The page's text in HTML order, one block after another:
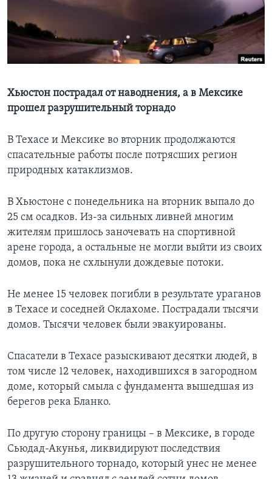
Learning English
СОЦИАЛЬНЫЕ СЕТИ
Языки
Хьюстон пострадал от наводнения, а в Мексике
прошел разрушительный торнадо
В Техасе и Мексике во вторник продолжаются
спасательные работы после потрясших регион
природных катаклизмов.
В Хьюстоне с понедельника на вторник выпало до
25 см осадков. Из-за сильных ливней многим
жителям пришлось заночевать на спортивной
арене города, а остальные не могли выйти из своих
домов, пока не схлынули дождевые потоки.
Не менее 15 человек погибли в результате ураганов
в Техасе и соседней Оклахоме. Пострадали тысячи
домов. Тысячи человек были эвакуированы.
Спасатели в Техасе разыскивают десятки людей, в
том числе 12 человек, находившихся в загородном
доме, который смыла с фундамента вышедшая из
берегов река Бланко.
По другую сторону границы – в Мексике, в городе
Сьюдад-Акунья, ликвидируют последствия
разрушительного торнадо, который унес не менее